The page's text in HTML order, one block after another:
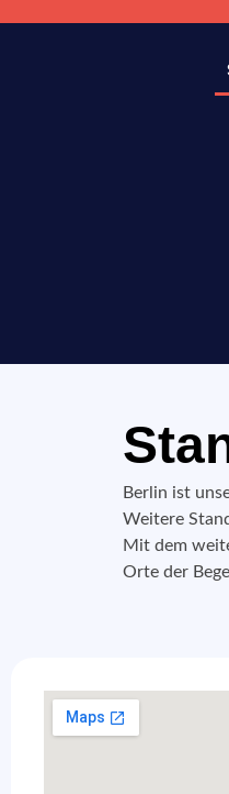
Berlin ist
Weitere
Mit dem
Orte der